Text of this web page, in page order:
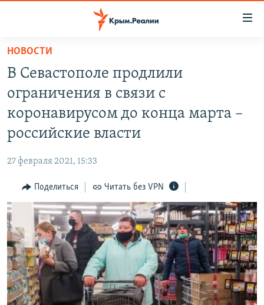
Вернуться
основному
содержанию
Вернутся
главной
Вернутся
поиску
КАРТА ВОЕННЫХ ОБЪЕКТОВ КРЫМА
ВОДА
ИСТОРИЯ
ИНТЕРАКТИВ
ИНФОГРАФИКА
ТЕЛЕПРОЕКТ КРЫМ.РЕАЛИИ
СОВЕТЫ ПРАВОЗАЩИТНИКОВ
ПРОПАВШИЕ БЕЗ ВЕСТИ
ПОБЕДИТЕЛЕЙ НЕ СУДЯТ?
КРЫМ.НЕПОКОРЕННЫЙ
РАДІО СВОБОДА
КАК ОБОЙТИ БЛОКИРОВКУ
Українською
Qırımtatar
ПРИСОЕДИНЯЙТЕСЬ!
НОВОСТИ
В Севастополе продлили
ограничения в связи с
коронавирусом до конца марта –
российские власти
27 февраля 2021, 15:33
Поделиться Читать без VPN